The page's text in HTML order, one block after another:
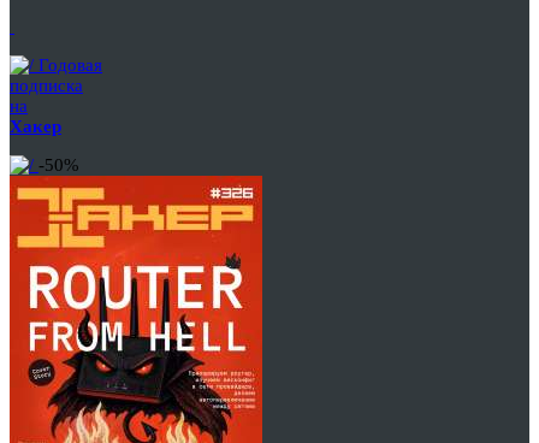
Годовая
подписка
на
Хакер
-50%